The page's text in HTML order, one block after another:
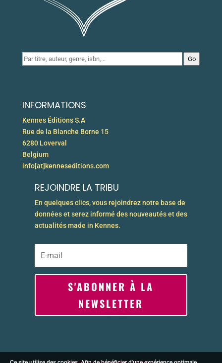
Go
INFORMATIONS
Kennes Éditions S.A
Rue de la Blanche Borne 15
6280 Loverval
Belgium
info[at]kenneseditions.com
REJOINDRE LA TRIBU
En quelques clics, vous rejoindrez notre base de
données et serez informé des nouveautés et des
actualités made in Kennes.
S'ABONNER À LA
NEWSLETTER